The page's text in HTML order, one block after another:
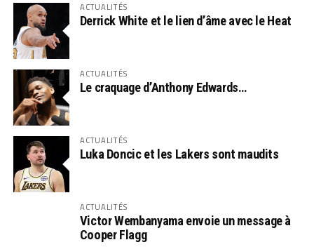
ACTUALITÉS
Derrick White et le lien d’âme avec le Heat
ACTUALITÉS
Le craquage d’Anthony Edwards…
ACTUALITÉS
Luka Doncic et les Lakers sont maudits
ACTUALITÉS
Victor Wembanyama envoie un message à
Cooper Flagg